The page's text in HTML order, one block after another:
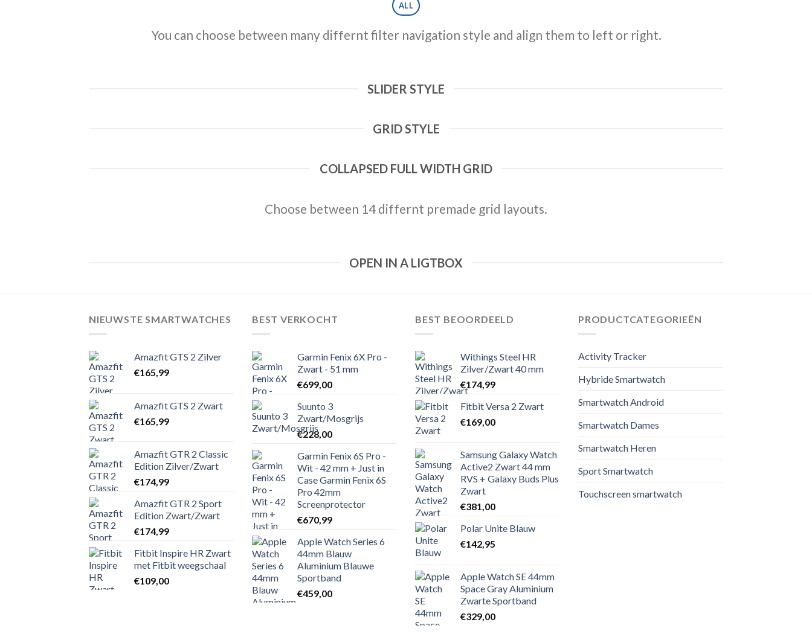
ALL
You can choose between many differnt filter navigation style and align them to left or right.
SLIDER STYLE
GRID STYLE
COLLAPSED FULL WIDTH GRID
Choose between 14 differnt premade grid layouts.
OPEN IN A LIGTBOX
NIEUWSTE SMARTWATCHES
Amazfit GTS 2 Zilver
€165,99
Amazfit GTS 2 Zwart
€165,99
Amazfit GTR 2 Classic
Edition Zilver/Zwart
€174,99
Amazfit GTR 2 Sport
Edition Zwart/Zwart
€174,99
Fitbit Inspire HR Zwart
met Fitbit weegschaal
€109,00
BEST VERKOCHT
Garmin Fenix 6X Pro -
Zwart - 51 mm
€699,00
Suunto 3
Zwart/Mosgrijs
€228,00
Garmin Fenix 6S Pro -
Wit - 42 mm + Just in
Case Garmin Fenix 6S
Pro 42mm
Screenprotector
€670,99
Apple Watch Series 6
44mm Blauw
Aluminium Blauwe
Sportband
€459,00
BEST BEOORDEELD
Withings Steel HR
Zilver/Zwart 40 mm
€174,99
Fitbit Versa 2 Zwart
€169,00
Samsung Galaxy Watch
Active2 Zwart 44 mm
RVS + Galaxy Buds Plus
Zwart
€381,00
Polar Unite Blauw
€142,95
Apple Watch SE 44mm
Space Gray Aluminium
Zwarte Sportband
€329,00
PRODUCTCATEGORIEËN
Activity Tracker
Hybride Smartwatch
Smartwatch Android
Smartwatch Dames
Smartwatch Heren
Sport Smartwatch
Touchscreen smartwatch